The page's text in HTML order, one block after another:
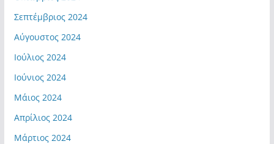
Σεπτέμβριος 2024
Αύγουστος 2024
Ιούλιος 2024
Ιούνιος 2024
Μάιος 2024
Απρίλιος 2024
Μάρτιος 2024